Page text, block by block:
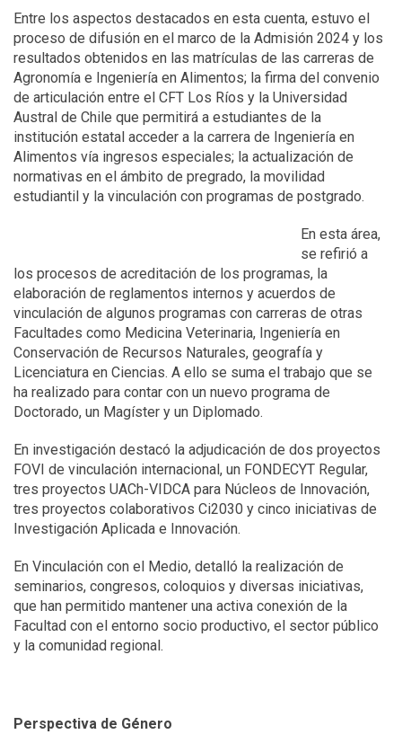
Entre los aspectos destacados en esta cuenta, estuvo el
proceso de difusión en el marco de la Admisión 2024 y los
resultados obtenidos en las matrículas de las carreras de
Agronomía e Ingeniería en Alimentos; la firma del convenio
de articulación entre el CFT Los Ríos y la Universidad
Austral de Chile que permitirá a estudiantes de la
institución estatal acceder a la carrera de Ingeniería en
Alimentos vía ingresos especiales; la actualización de
normativas en el ámbito de pregrado, la movilidad
estudiantil y la vinculación con programas de postgrado.
En esta área,
se refirió a
los procesos de acreditación de los programas, la
elaboración de reglamentos internos y acuerdos de
vinculación de algunos programas con carreras de otras
Facultades como Medicina Veterinaria, Ingeniería en
Conservación de Recursos Naturales, geografía y
Licenciatura en Ciencias. A ello se suma el trabajo que se
ha realizado para contar con un nuevo programa de
Doctorado, un Magíster y un Diplomado.
En investigación destacó la adjudicación de dos proyectos
FOVI de vinculación internacional, un FONDECYT Regular,
tres proyectos UACh-VIDCA para Núcleos de Innovación,
tres proyectos colaborativos Ci2030 y cinco iniciativas de
Investigación Aplicada e Innovación.
En Vinculación con el Medio, detalló la realización de
seminarios, congresos, coloquios y diversas iniciativas,
que han permitido mantener una activa conexión de la
Facultad con el entorno socio productivo, el sector público
y la comunidad regional.
Perspectiva de Género